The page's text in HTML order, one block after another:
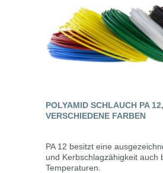
POLYAMID SCHLAUCH PA 12,
VERSCHIEDENE FARBEN
PA 12 besitzt eine
und Kerbschlagzähigkeit auch
Temperaturen.